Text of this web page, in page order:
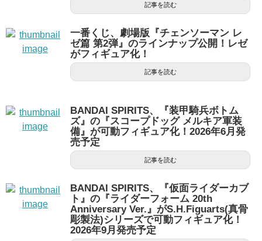
記事を読む
一番くじ、劇場版『チェンソーマン レ
ゼ篇 第2弾』のラインナップ公開！レゼ
がフィギュア化！
記事を読む
BANDAI SPIRITS、『装甲騎兵ボトム
ズ』の『スコープドッグ メルキア軍装
備』が可動フィギュア化！2026年6月発
売予定
記事を読む
BANDAI SPIRITS、『仮面ライダーカブ
ト』の『ライダーフォーム 20th
Anniversary Ver.』がS.H.Figuarts(真骨
彫製法)シリーズで可動フィギュア化！
2026年9月発売予定